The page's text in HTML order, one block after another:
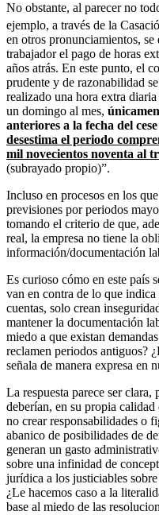
No obstante, al parecer no
ejemplo, a través de la
en otros pronunciamientos,
trabajador el pago de horas
años atrás. En este punto, el
prudente y de razonabilidad
realizado una hora extra
un domingo al mes,
anteriores a la fecha del
desestima el periodo
mil novecientos noventa al
(subrayado propio)”.
Incluso en procesos en los
previsiones por periodos
tomando el criterio de que,
real, la empresa no tiene la
información/documentación
Es curioso cómo en este país
van en contra de lo que
cuentas, solo crean
mantener la documentación
miedo a que existan
reclamen periodos antiguos?
señala de manera expresa en
La respuesta parece ser clara,
deberían, en su propia
no crear responsabilidades o
abanico de posibilidades de
generan un gasto
sobre una infinidad de
jurídica a los justiciables
¿Le hacemos caso a la
base al miedo de las